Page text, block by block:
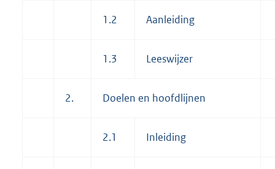
1.2 Aanleiding
1.3 Leeswijzer
2. Doelen en hoofdlijnen
2.1 Inleiding